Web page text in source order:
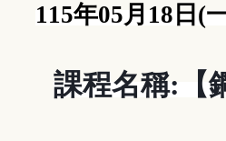
115年05月 18 日 (
課程名稱: 【